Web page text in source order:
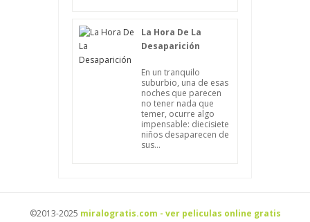
La Hora De La
Desaparición
En un tranquilo
suburbio, una de esas
noches que parecen
no tener nada que
temer, ocurre algo
impensable: diecisiete
niños desaparecen de
sus...
©2013-2025 miralogratis.com - ver peliculas online gratis